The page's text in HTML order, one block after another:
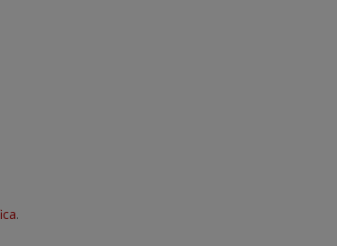
.